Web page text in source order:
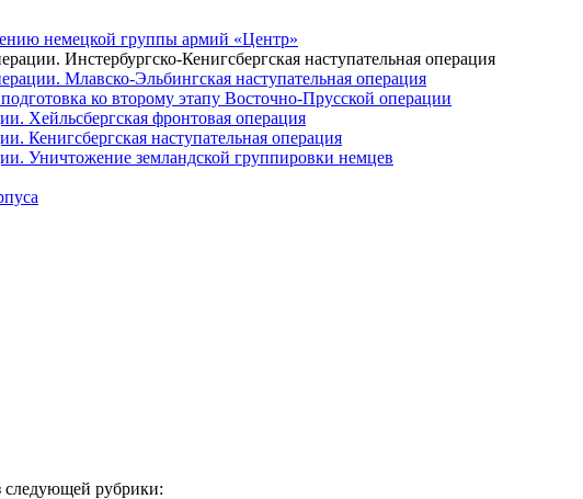
немецкой группы армий «Центр»
Инстербургско-Кенигсбергская наступательная операция
Млавско-Эльбингская наступательная операция
ко второму этапу Восточно-Прусской операции
Хейльсбергская фронтовая операция
Кенигсбергская наступательная операция
Уничтожение земландской группировки немцев
рубрики: